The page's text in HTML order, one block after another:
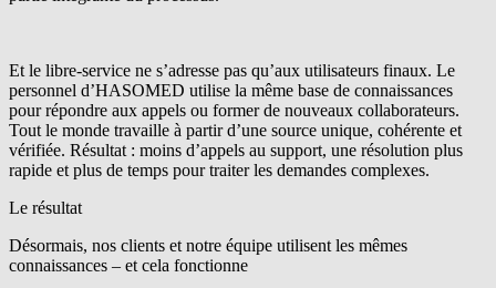
Et le libre-service ne s’adresse pas qu’aux utilisateurs finaux. Le
personnel d’HASOMED utilise la même base de connaissances
pour répondre aux appels ou former de nouveaux collaborateurs.
Tout le monde travaille à partir d’une source unique, cohérente et
vérifiée. Résultat : moins d’appels au support, une résolution plus
rapide et plus de temps pour traiter les demandes complexes.
Le résultat
Désormais, nos clients et notre équipe utilisent les mêmes
connaissances – et cela fonctionne